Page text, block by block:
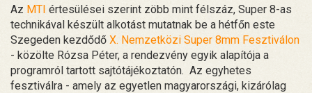
Az MTI értesülései szerint zöbb mint félszáz, Super 8-as
technikával készült alkotást mutatnak be a hétfőn este
Szegeden kezdődő X. Nemzetközi Super 8mm Fesztiválon
- közölte Rózsa Péter, a rendezvény egyik alapítója a
programról tartott sajtótájékoztatón. Az egyhetes
fesztiválra - amely az egyetlen magyarországi, kizárólag